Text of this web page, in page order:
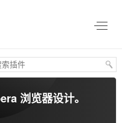
浏览器设计。